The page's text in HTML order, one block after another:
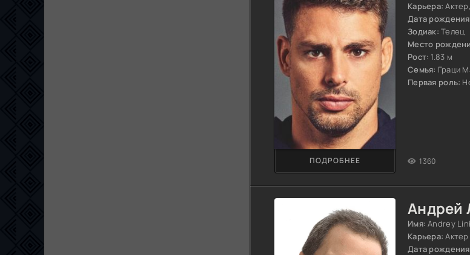
Карьера:
Дата
Зодиак: Телец
Место
Рост: 1.83 м
Семья: Граци
Первая роль:
ПОДРОБНЕЕ 1360
Андрей
Имя: Andrey
Карьера: Актер
Дата